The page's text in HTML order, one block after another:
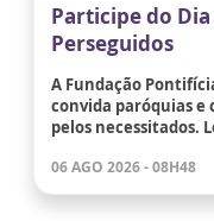
Participe do
Perseguidos
A Fundação
convida paróquias e
pelos necessitados.
06 AGO 2026 - 08H48